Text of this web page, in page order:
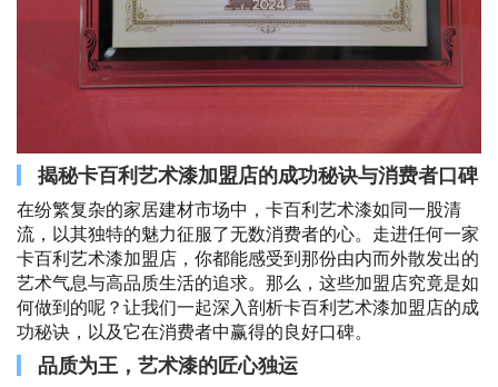
揭秘卡百利艺术漆加盟店的成功秘诀与消费者口碑
在纷繁复杂的家居建材市场中，卡百利艺术漆如同一股清
流，以其独特的魅力征服了无数消费者的心。走进任何一家
卡百利艺术漆加盟店，你都能感受到那份由内而外散发出的
艺术气息与高品质生活的追求。那么，这些加盟店究竟是如
何做到的呢？让我们一起深入剖析卡百利艺术漆加盟店的成
功秘诀，以及它在消费者中赢得的良好口碑。
品质为王，艺术漆的匠心独运